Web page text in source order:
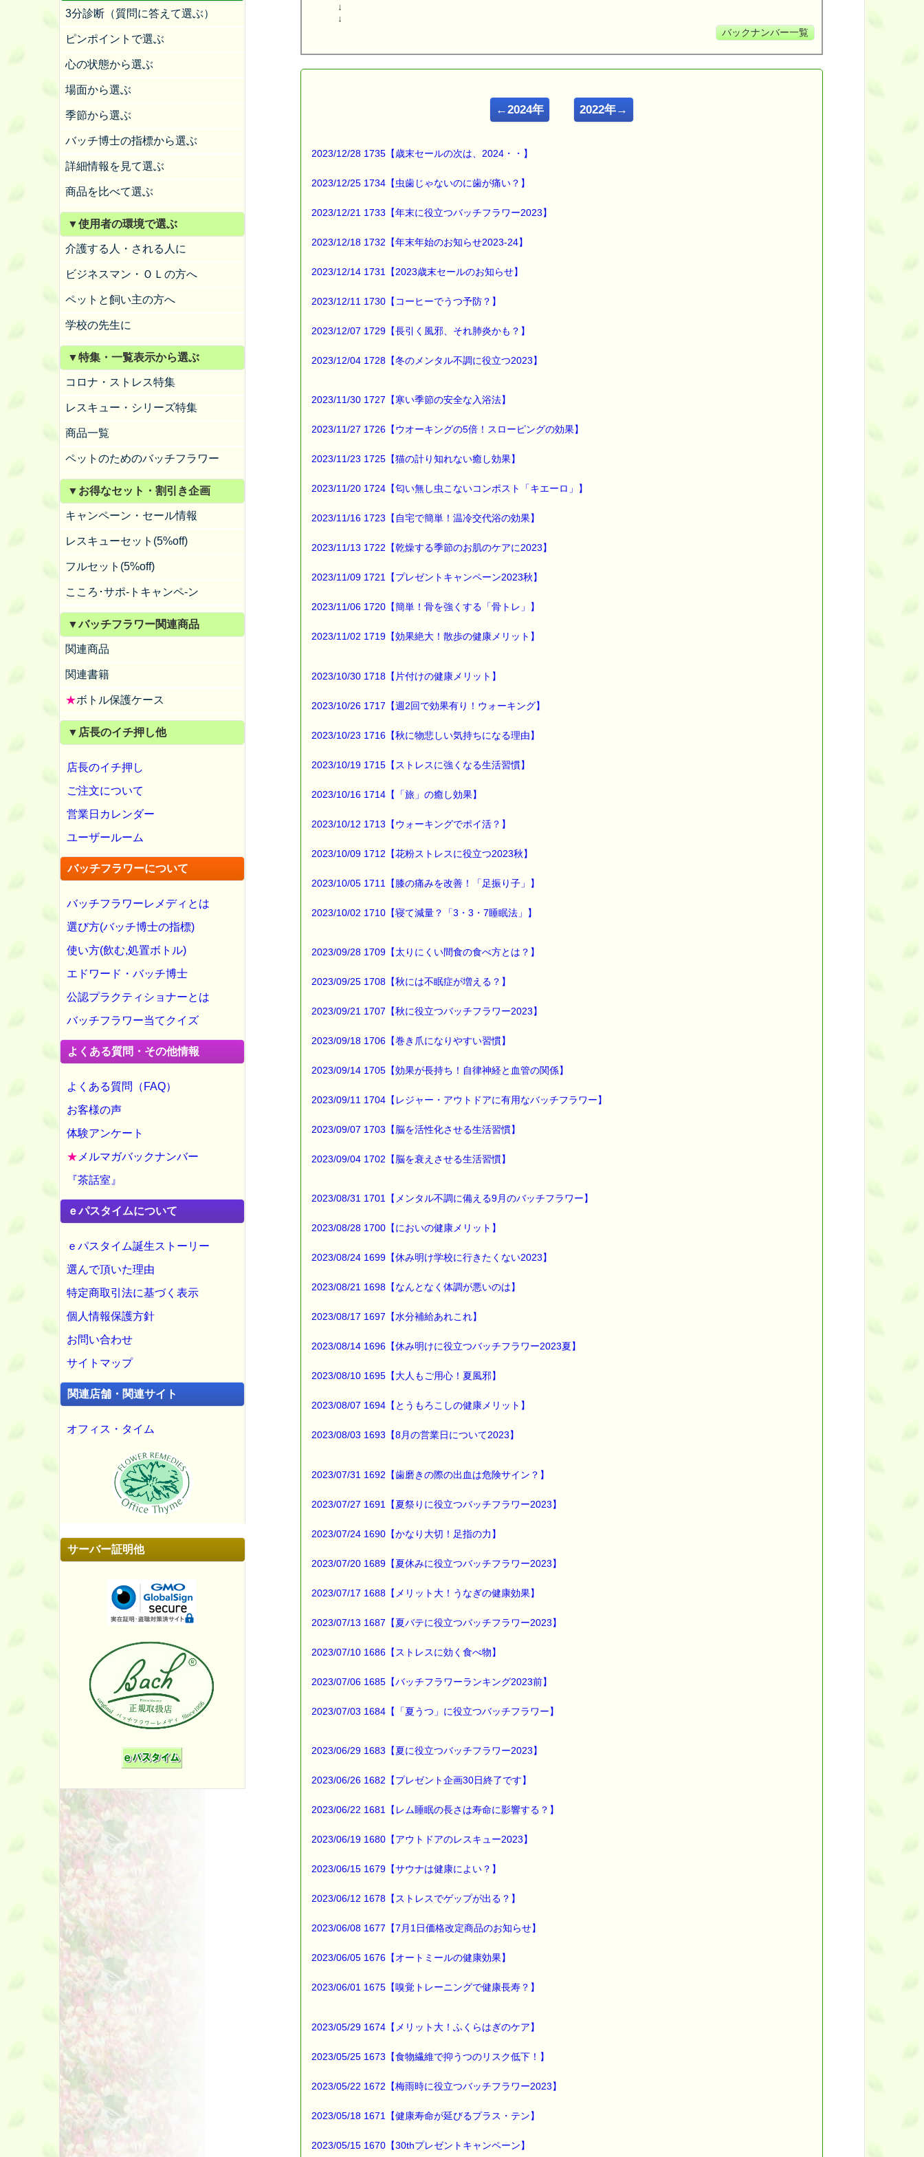
3分診断（質問に答えて選ぶ）
ピンポイントで選ぶ
心の状態から選ぶ
場面から選ぶ
季節から選ぶ
バッチ博士の指標から選ぶ
詳細情報を見て選ぶ
商品を比べて選ぶ
▼使用者の環境で選ぶ
介護する人・される人に
ビジネスマン・ＯＬの方へ
ペットと飼い主の方へ
学校の先生に
▼特集・一覧表示から選ぶ
コロナ・ストレス特集
レスキュー・シリーズ特集
商品一覧
ペットのためのバッチフラワー
▼お得なセット・割引き企画
キャンペーン・セール情報
レスキューセット(5%off)
フルセット(5%off)
こころ･サポ-トキャンペ-ン
▼バッチフラワー関連商品
関連商品
関連書籍
★ボトル保護ケース
▼店長のイチ押し他
店長のイチ押し
ご注文について
営業日カレンダー
ユーザールーム
バッチフラワーについて
バッチフラワーレメディとは
選び方(バッチ博士の指標)
使い方(飲む,処置ボトル)
エドワード・バッチ博士
公認プラクティショナーとは
バッチフラワー当てクイズ
よくある質問・その他情報
よくある質問（FAQ）
お客様の声
体験アンケート
★ メルマガバックナンバー
『茶話室』
ｅパスタイムについて
ｅパスタイム誕生ストーリー
選んで頂いた理由
特定商取引法に基づく表示
個人情報保護方針
お問い合わせ
サイトマップ
関連店舗・関連サイト
オフィス・タイム
サーバー証明他
↓
↓
バックナンバー一覧
←2024年 2022年→
2023/12/28 1735【歳末セールの次は、2024・・】
2023/12/25 1734【虫歯じゃないのに歯が痛い？】
2023/12/21 1733【年末に役立つバッチフラワー2023】
2023/12/18 1732【年末年始のお知らせ2023-24】
2023/12/14 1731【2023歳末セールのお知らせ】
2023/12/11 1730【コーヒーでうつ予防？】
2023/12/07 1729【長引く風邪、それ肺炎かも？】
2023/12/04 1728【冬のメンタル不調に役立つ2023】
2023/11/30 1727【寒い季節の安全な入浴法】
2023/11/27 1726【ウオーキングの5倍！スローピングの効果】
2023/11/23 1725【猫の計り知れない癒し効果】
2023/11/20 1724【匂い無し虫こないコンポスト「キエーロ」】
2023/11/16 1723【自宅で簡単！温冷交代浴の効果】
2023/11/13 1722【乾燥する季節のお肌のケアに2023】
2023/11/09 1721【プレゼントキャンペーン2023秋】
2023/11/06 1720【簡単！骨を強くする「骨トレ」】
2023/11/02 1719【効果絶大！散歩の健康メリット】
2023/10/30 1718【片付けの健康メリット】
2023/10/26 1717【週2回で効果有り！ウォーキング】
2023/10/23 1716【秋に物悲しい気持ちになる理由】
2023/10/19 1715【ストレスに強くなる生活習慣】
2023/10/16 1714【「旅」の癒し効果】
2023/10/12 1713【ウォーキングでポイ活？】
2023/10/09 1712【花粉ストレスに役立つ2023秋】
2023/10/05 1711【膝の痛みを改善！「足振り子」】
2023/10/02 1710【寝て減量？「3・3・7睡眠法」】
2023/09/28 1709【太りにくい間食の食べ方とは？】
2023/09/25 1708【秋には不眠症が増える？】
2023/09/21 1707【秋に役立つバッチフラワー2023】
2023/09/18 1706【巻き爪になりやすい習慣】
2023/09/14 1705【効果が長持ち！自律神経と血管の関係】
2023/09/11 1704【レジャー・アウトドアに有用なバッチフラワー】
2023/09/07 1703【脳を活性化させる生活習慣】
2023/09/04 1702【脳を衰えさせる生活習慣】
2023/08/31 1701【メンタル不調に備える9月のバッチフラワー】
2023/08/28 1700【においの健康メリット】
2023/08/24 1699【休み明け学校に行きたくない2023】
2023/08/21 1698【なんとなく体調が悪いのは】
2023/08/17 1697【水分補給あれこれ】
2023/08/14 1696【休み明けに役立つバッチフラワー2023夏】
2023/08/10 1695【大人もご用心！夏風邪】
2023/08/07 1694【とうもろこしの健康メリット】
2023/08/03 1693【8月の営業日について2023】
2023/07/31 1692【歯磨きの際の出血は危険サイン？】
2023/07/27 1691【夏祭りに役立つバッチフラワー2023】
2023/07/24 1690【かなり大切！足指の力】
2023/07/20 1689【夏休みに役立つバッチフラワー2023】
2023/07/17 1688【メリット大！うなぎの健康効果】
2023/07/13 1687【夏バテに役立つバッチフラワー2023】
2023/07/10 1686【ストレスに効く食べ物】
2023/07/06 1685【バッチフラワーランキング2023前】
2023/07/03 1684【「夏うつ」に役立つバッチフラワー】
2023/06/29 1683【夏に役立つバッチフラワー2023】
2023/06/26 1682【プレゼント企画30日終了です】
2023/06/22 1681【レム睡眠の長さは寿命に影響する？】
2023/06/19 1680【アウトドアのレスキュー2023】
2023/06/15 1679【サウナは健康によい？】
2023/06/12 1678【ストレスでゲップが出る？】
2023/06/08 1677【7月1日価格改定商品のお知らせ】
2023/06/05 1676【オートミールの健康効果】
2023/06/01 1675【嗅覚トレーニングで健康長寿？】
2023/05/29 1674【メリット大！ふくらはぎのケア】
2023/05/25 1673【食物繊維で抑うつのリスク低下！】
2023/05/22 1672【梅雨時に役立つバッチフラワー2023】
2023/05/18 1671【健康寿命が延びるプラス・テン】
2023/05/15 1670【30thプレゼントキャンペーン】